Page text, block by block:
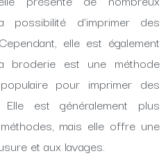
possibilité d’imprimer des
elle est également
broderie est une méthode
pour imprimer des
est généralement plus
mais elle offre une
et aux lavages.